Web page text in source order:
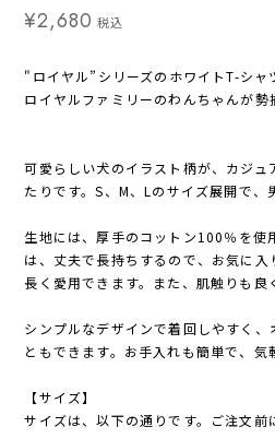
¥2,680 税込
"ロイヤル”シリーズのホワイトT-シャ
ロイヤルファミリーのわんちゃんが勢
可愛らしい犬のイラスト柄が、カジュ
たりです。S、M、Lのサイズ展開で、
生地には、厚手のコットン100％を使
は、丈夫で長持ちするので、お気に
長く愛用できます。また、肌触りも良
シンプルなデザインで着回しやすく、
ともできます。お手入れも簡単で、気
【サイズ】
サイズは、以下の通りです。ご注文前